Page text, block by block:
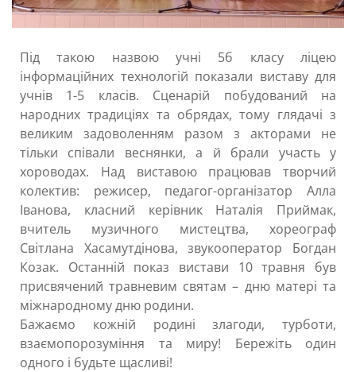
Під такою назвою учні 5б класу ліцею
інформаційних технологій показали виставу для
учнів 1-5 класів. Сценарій побудований на
народних традиціях та обрядах, тому глядачі з
великим задоволенням разом з акторами не
тільки співали веснянки, а й брали участь у
хороводах. Над виставою працював творчий
колектив: режисер, педагог-організатор Алла
Іванова, класний керівник Наталія Приймак,
вчитель музичного мистецтва, хореограф
Світлана Хасамутдінова, звукооператор Богдан
Козак. Останній показ вистави 10 травня був
присвячений травневим святам – дню матері та
міжнародному дню родини.
Бажаємо кожній родині злагоди, турботи,
взаємопорозуміння та миру! Бережіть один
одного і будьте щасливі!